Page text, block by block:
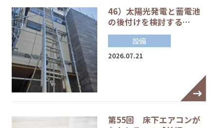
46）太陽光発電と蓄電池
の後付けを検討する…
設備
2026.07.21
第55回 床下エアコンが